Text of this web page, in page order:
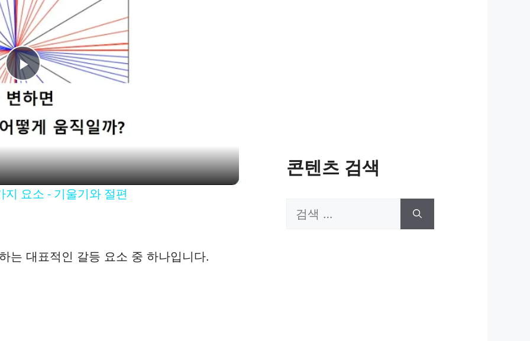
P
l
a
y
i
요소 - 기울기와 절편
는 대표적인 갈등 요소 중 하나입니다.
콘텐츠 검색
검